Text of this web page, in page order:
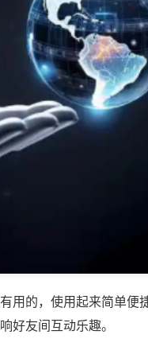
用的，使用起来简单便
好友间互动乐趣。